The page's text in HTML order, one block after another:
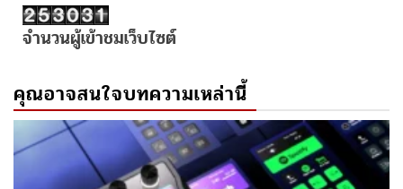
จำนวนผู้เข้าชมเว็บไซต์
คุณอาจสนใจบทความเหล่านี้